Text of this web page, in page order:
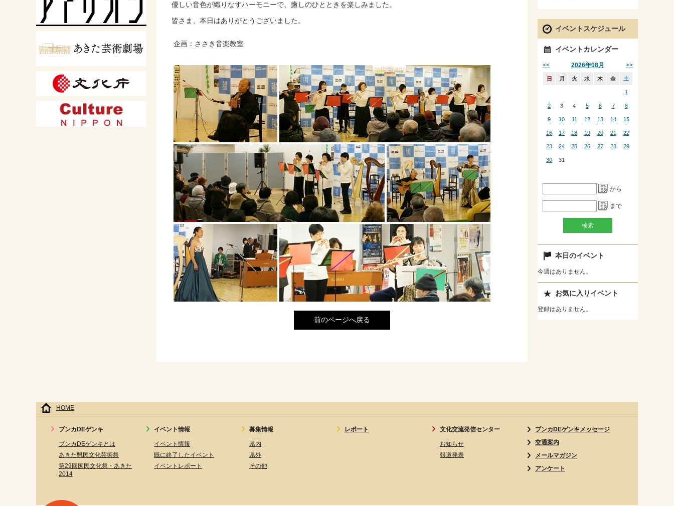
優しい音色が織りなすハーモニーで、癒しのひとときを楽しみました。
皆さま、本日はありがとうございました。
企画：ささき音楽教室
前のページへ戻る
イベントスケジュール
イベントカレンダー
2026年08月
<< >>
日 月 火 水 木 金 土
1
2 3 4 5 6 7 8
9 10 11 12 13 14 15
16 17 18 19 20 21 22
23 24 25 26 27 28 29
30 31
から
まで
本日のイベント
今週はありません。
お気に入りイベント
登録はありません。
HOME
ブンカDEゲンキ
ブンカDEゲンキとは
あきた県民文化芸術祭
第29回国民文化祭・あきた
2014
イベント情報
イベント情報
既に終了したイベント
イベントレポート
募集情報
県内
県外
その他
レポート 文化交流発信センター
お知らせ
報道発表
ブンカDEゲンキメッセージ
交通案内
メールマガジン
アンケート